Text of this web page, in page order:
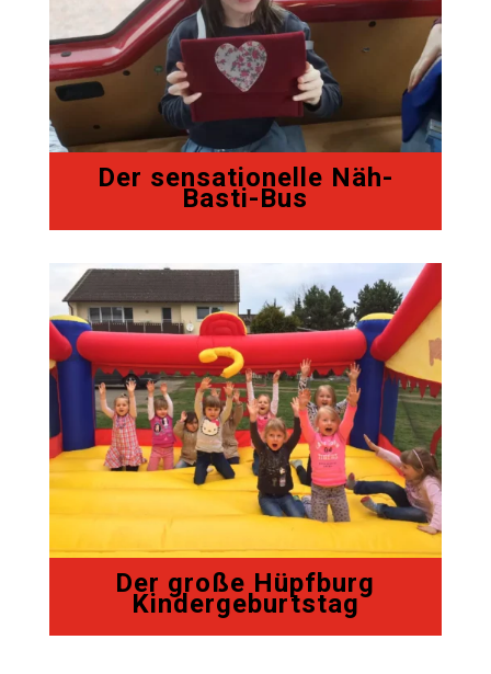
Der sensationelle Näh-
Basti-Bus
Der große Hüpfburg
Kindergeburtstag